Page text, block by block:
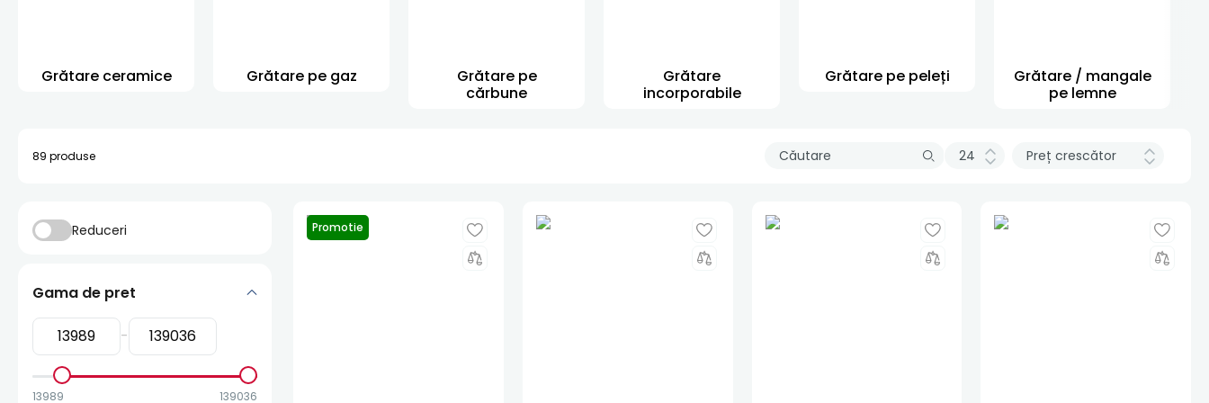
Grătare ceramice Grătare pe gaz
Grătare pe
cărbune
Grătare
incorporabile
Grătare pe peleți
Grătare / mangale
pe lemne
89 produse
Reduceri
Gama de pret
-
13989 139036
Promotie